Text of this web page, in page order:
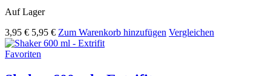
Auf Lager
3,95 € 5,95 € Zum Warenkorb hinzufügen Vergleichen
Favoriten